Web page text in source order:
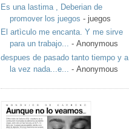
Es una lastima , Deberian de
promover los juegos - juegos
El artìculo me encanta. Y me sirve
para un trabajo... - Anonymous
despues de pasado tanto tiempo y a
la vez nada...e...
- Anonymous